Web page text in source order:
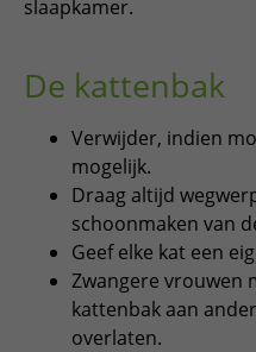
slaapkamer.
De kattenbak
Verwijder, indien
mogelijk.
Draag altijd
schoonmaken van
Geef elke kat een
Zwangere vrouwen
kattenbak aan
overlaten.